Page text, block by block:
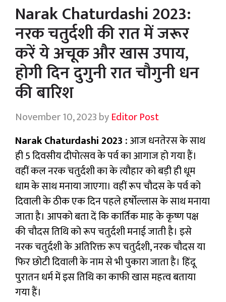
Narak Chaturdashi 2023:
नरक चतुर्दशी की रात में जरूर
करें ये अचूक और खास उपाय,
होगी दिन दुगुनी रात चौगुनी धन
की बारिश
November 10, 2023byEditor Post
Narak Chaturdashi 2023 :आज धनतेरस के साथ
ही 5 दिवसीय दीपोत्सव के पर्व का आगाज हो गया हैं।
वहीं कल नरक चतुर्दशी का के त्यौहार को बड़ी ही धूम
धाम के साथ मनाया जाएगा। वहीं रूप चौदस के पर्व को
दिवाली के ठीक एक दिन पहले हर्षोल्लास के साथ मनाया
जाता है। आपको बता दें कि कार्तिक माह के कृष्ण पक्ष
की चौदस तिथि को रूप चतुर्दशी मनाई जाती है। इसे
नरक चतुर्दशी के अतिरिक्त रूप चतुर्दशी, नरक चौदस या
फिर छोटी दिवाली के नाम से भी पुकारा जाता है। हिंदू
पुरातन धर्म में इस तिथि का काफी खास महत्व बताया
गया हैं।